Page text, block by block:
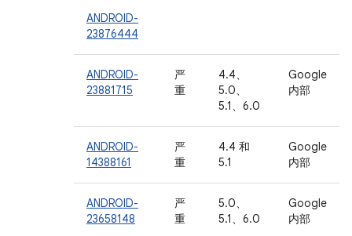
ANDROID-
23876444
ANDROID-
23881715
严
重
4.4、
5.0、
5.1、6.0
Google
内部
ANDROID-
14388161
严
重
4.4 和
5.1
Google
内部
ANDROID-
23658148
严
重
5.0、
5.1、6.0
Google
内部